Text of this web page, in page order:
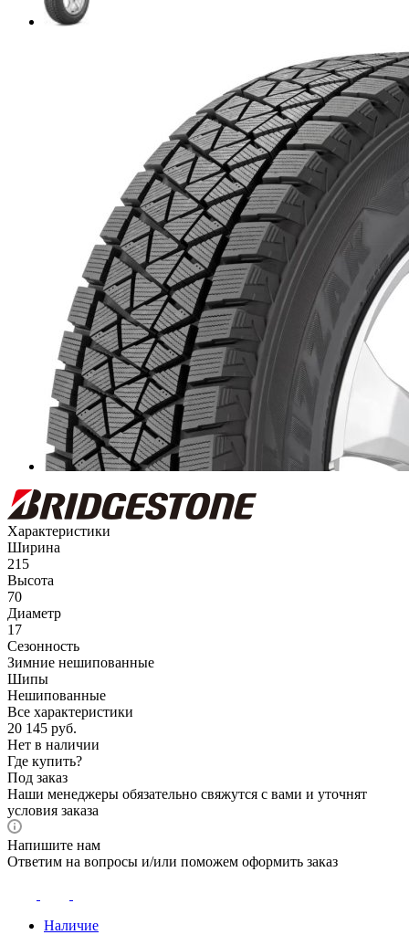
Характеристики
Ширина
215
Высота
70
Диаметр
17
Сезонность
Зимние нешипованные
Шипы
Нешипованные
Все характеристики
20 145 руб.
Нет в наличии
Где купить?
Под заказ
Наши менеджеры обязательно свяжутся с вами и уточнят
условия заказа
Напишите нам
Ответим на вопросы и/или поможем оформить заказ
Наличие